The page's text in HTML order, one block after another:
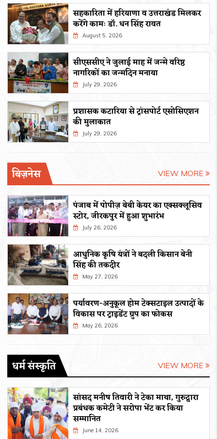
सहकारिता में हरियाणा व उत्तराखंड मिलकर
करेंगे कामः डाॅ. धन सिंह रावत
August 5, 2026
सीएससीए ने जुलाई माह में जन्मे वरिष्ठ
नागरिकों का जन्मदिन मनाया
July 29, 2026
प्रशासक कटारिया से ट्रांसपोर्ट एसोसिएशन
की मुलाकात
July 29, 2026
बिज़नेस VIEW MORE
पंजाब में पोपीज़ बेबी केयर का एक्सक्लूसिव
स्टोर, जीरकपुर में हुआ शुभारंभ
July 26, 2026
आधुनिक कृषि यंत्रों ने बदली किसान बेनी
सिंह की तकदीर
May 27, 2026
पर्यावरण-अनुकूल होम टेक्सटाइल उत्पादों के
विकास पर ट्राइडेंट ग्रुप का फोकस
May 26, 2026
धर्म संस्कृति VIEW MORE
सांसद मनीष तिवारी ने टेका माथा, गुरुद्वारा
प्रबंधक कमेटी ने सरोपा भेंट कर किया
सम्मानित
June 14, 2026